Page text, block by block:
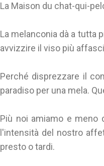
La Maison du chat-qui-
La melanconia dà a tutta
avvizzire il viso più
Perché disprezzare il
paradiso per una mela.
Più noi amiamo e meno
l'intensità del nostro
presto o tardi.